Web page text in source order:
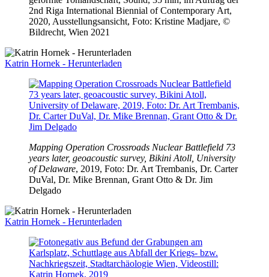
2nd Riga International Biennial of Contemporary Art,
2020, Ausstellungsansicht, Foto: Kristine Madjare, ©
Bildrecht, Wien 2021
Katrin Hornek - Herunterladen
Mapping Operation Crossroads Nuclear Battlefield 73
years later, geoacoustic survey, Bikini Atoll, University
of Delaware, 2019, Foto: Dr. Art Trembanis, Dr. Carter
DuVal, Dr. Mike Brennan, Grant Otto & Dr. Jim
Delgado
Katrin Hornek - Herunterladen